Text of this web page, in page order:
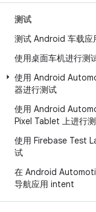
测试
测试 Android 车载应
使用桌面车机进行测
使用 Android
器进行测试
使用 Android
Pixel Tablet 上进行
使用 Firebase Test
试
在 Android
导航应用 intent